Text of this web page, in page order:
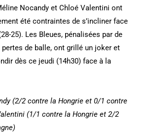
Nocandy et Chloé Valentini ont
été contraintes de s’incliner face
25). Les Bleues, pénalisées par de
pertes de balle, ont grillé un joker et
dès ce jeudi (14h30) face à la
(2/2 contre la Hongrie et 0/1 contre
(1/1 contre la Hongrie et 2/2